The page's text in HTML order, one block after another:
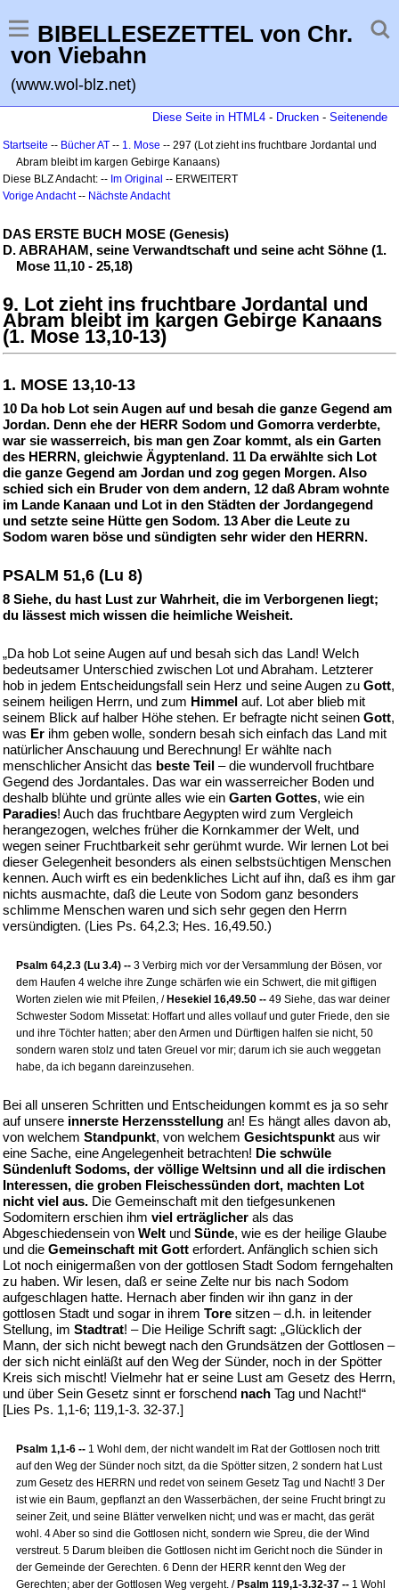
BIBELLESEZETTEL von Chr.
von Viebahn
(www.wol-blz.net)
Diese Seite in HTML4 - Drucken - Seitenende
Startseite -- Bücher AT -- 1. Mose -- 297 (Lot zieht ins fruchtbare Jordantal und
Abram bleibt im kargen Gebirge Kanaans)
Diese BLZ Andacht: -- Im Original -- ERWEITERT
Vorige Andacht-- Nächste Andacht
DAS ERSTE BUCH MOSE (Genesis)
D. ABRAHAM, seine Verwandtschaft und seine acht Söhne (1.
Mose 11,10 - 25,18)
9. Lot zieht ins fruchtbare Jordantal und
Abram bleibt im kargen Gebirge Kanaans
(1. Mose 13,10-13)
1. MOSE 13,10-13
10 Da hob Lot sein Augen auf und besah die ganze Gegend am
Jordan. Denn ehe der HERR Sodom und Gomorra verderbte,
war sie wasserreich, bis man gen Zoar kommt, als ein Garten
des HERRN, gleichwie Ägyptenland. 11 Da erwählte sich Lot
die ganze Gegend am Jordan und zog gegen Morgen. Also
schied sich ein Bruder von dem andern, 12 daß Abram wohnte
im Lande Kanaan und Lot in den Städten der Jordangegend
und setzte seine Hütte gen Sodom. 13 Aber die Leute zu
Sodom waren böse und sündigten sehr wider den HERRN.
PSALM 51,6 (Lu 8)
8 Siehe, du hast Lust zur Wahrheit, die im Verborgenen liegt;
du lässest mich wissen die heimliche Weisheit.
„Da hob Lot seine Augen auf und besah sich das Land! Welch
bedeutsamer Unterschied zwischen Lot und Abraham. Letzterer
hob in jedem Entscheidungsfall sein Herz und seine Augen zu Gott,
seinem heiligen Herrn, und zum Himmel auf. Lot aber blieb mit
seinem Blick auf halber Höhe stehen. Er befragte nicht seinen Gott,
was Er ihm geben wolle, sondern besah sich einfach das Land mit
natürlicher Anschauung und Berechnung! Er wählte nach
menschlicher Ansicht das beste Teil – die wundervoll fruchtbare
Gegend des Jordantales. Das war ein wasserreicher Boden und
deshalb blühte und grünte alles wie ein Garten Gottes, wie ein
Paradies! Auch das fruchtbare Aegypten wird zum Vergleich
herangezogen, welches früher die Kornkammer der Welt, und
wegen seiner Fruchtbarkeit sehr gerühmt wurde. Wir lernen Lot bei
dieser Gelegenheit besonders als einen selbstsüchtigen Menschen
kennen. Auch wirft es ein bedenkliches Licht auf ihn, daß es ihm gar
nichts ausmachte, daß die Leute von Sodom ganz besonders
schlimme Menschen waren und sich sehr gegen den Herrn
versündigten. (Lies Ps. 64,2.3; Hes. 16,49.50.)
Psalm 64,2.3 (Lu 3.4) -- 3 Verbirg mich vor der Versammlung der Bösen, vor
dem Haufen 4 welche ihre Zunge schärfen wie ein Schwert, die mit giftigen
Worten zielen wie mit Pfeilen, /Hesekiel 16,49.50 -- 49 Siehe, das war deiner
Schwester Sodom Missetat: Hoffart und alles vollauf und guter Friede, den sie
und ihre Töchter hatten; aber den Armen und Dürftigen halfen sie nicht, 50
sondern waren stolz und taten Greuel vor mir; darum ich sie auch weggetan
habe, da ich begann dareinzusehen.
Bei all unseren Schritten und Entscheidungen kommt es ja so sehr
auf unsere innerste Herzensstellung an! Es hängt alles davon ab,
von welchem Standpunkt, von welchem Gesichtspunkt aus wir
eine Sache, eine Angelegenheit betrachten! Die schwüle
Sündenluft Sodoms, der völlige Weltsinn und all die irdischen
Interessen, die groben Fleischessünden dort, machten Lot
nicht viel aus. Die Gemeinschaft mit den tiefgesunkenen
Sodomitern erschien ihm viel erträglicher als das
Abgeschiedensein von Welt und Sünde, wie es der heilige Glaube
und die Gemeinschaft mit Gott erfordert. Anfänglich schien sich
Lot noch einigermaßen von der gottlosen Stadt Sodom ferngehalten
zu haben. Wir lesen, daß er seine Zelte nur bis nach Sodom
aufgeschlagen hatte. Hernach aber finden wir ihn ganz in der
gottlosen Stadt und sogar in ihrem Tore sitzen – d.h. in leitender
Stellung, im Stadtrat! – Die Heilige Schrift sagt: „Glücklich der
Mann, der sich nicht bewegt nach den Grundsätzen der Gottlosen –
der sich nicht einläßt auf den Weg der Sünder, noch in der Spötter
Kreis sich mischt! Vielmehr hat er seine Lust am Gesetz des Herrn,
und über Sein Gesetz sinnt er forschend nach Tag und Nacht!“
[Lies Ps. 1,1-6; 119,1-3. 32-37.]
Psalm 1,1-6 -- 1 Wohl dem, der nicht wandelt im Rat der Gottlosen noch tritt
auf den Weg der Sünder noch sitzt, da die Spötter sitzen, 2 sondern hat Lust
zum Gesetz des HERRN und redet von seinem Gesetz Tag und Nacht! 3 Der
ist wie ein Baum, gepflanzt an den Wasserbächen, der seine Frucht bringt zu
seiner Zeit, und seine Blätter verwelken nicht; und was er macht, das gerät
wohl. 4 Aber so sind die Gottlosen nicht, sondern wie Spreu, die der Wind
verstreut. 5 Darum bleiben die Gottlosen nicht im Gericht noch die Sünder in
der Gemeinde der Gerechten. 6 Denn der HERR kennt den Weg der
Gerechten; aber der Gottlosen Weg vergeht. /Psalm 119,1-3.32-37 -- 1 Wohl